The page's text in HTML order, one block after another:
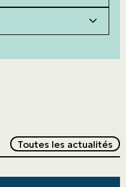
Toutes les actualités